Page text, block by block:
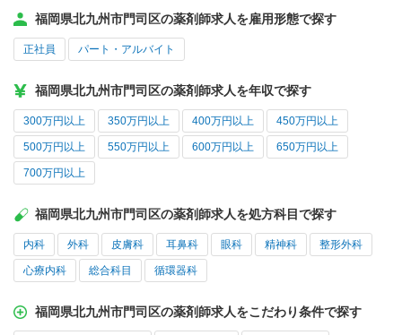
福岡県北九州市門司区の薬剤師求人を雇用形態で探す
正社員 パート・アルバイト
福岡県北九州市門司区の薬剤師求人を年収で探す
300万円以上 350万円以上 400万円以上 450万円以上
500万円以上 550万円以上 600万円以上 650万円以上
700万円以上
福岡県北九州市門司区の薬剤師求人を処方科目で探す
内科 外科 皮膚科 耳鼻科 眼科 精神科 整形外科
心療内科 総合科目 循環器科
福岡県北九州市門司区の薬剤師求人をこだわり条件で探す